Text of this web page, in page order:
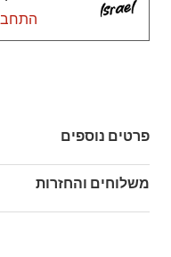
פרטים נוספים
מק"ט: V00PCHBLK
משלוחים והחזרות